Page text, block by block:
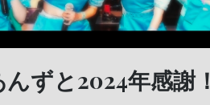
ずと2024年感謝！